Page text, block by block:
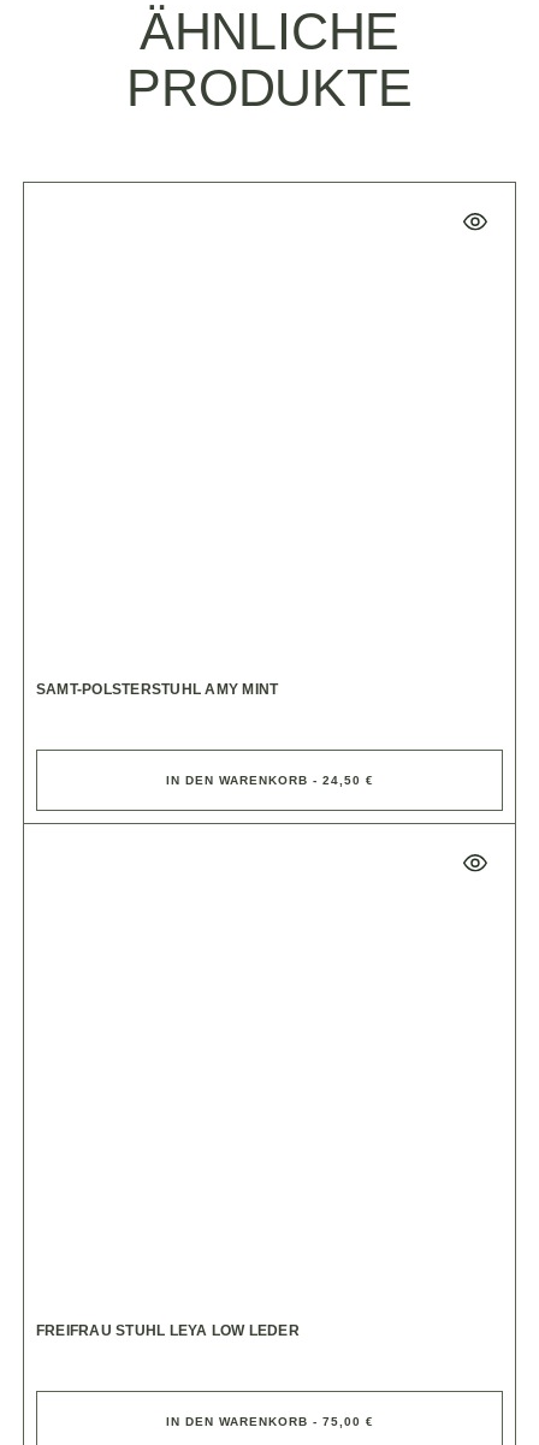
ÄHNLICHE
PRODUKTE
SAMT-POLSTERSTUHL AMY MINT
IN DEN WARENKORB - 24,50 €
FREIFRAU STUHL LEYA LOW LEDER
IN DEN WARENKORB - 75,00 €